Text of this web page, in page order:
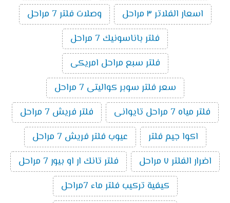
اسعار الفلاتر ٣ مراحل
وصلات فلتر 7 مراحل
فلتر باناسونيك 7 مراحل
فلتر سبع مراحل امريكى
سعر فلتر سوبر كواليتى 7 مراحل
فلتر مياه 7 مراحل تايوانى
فلتر فريش 7 مراحل
اكوا جيم فلتر
عيوب فلتر فريش 7 مراحل
اضرار الفلتر ٧ مراحل
فلتر تانك ار او بيور 7 مراحل
كيفية تركيب فلتر ماء 7مراحل